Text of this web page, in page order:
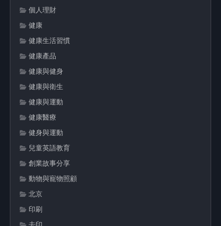
個人理財
健康
健康生活習慣
健康產品
健康與健身
健康與衛生
健康與運動
健康醫療
健身與運動
兒童英語教育
創業故事分享
動物與寵物照顧
北京
印刷